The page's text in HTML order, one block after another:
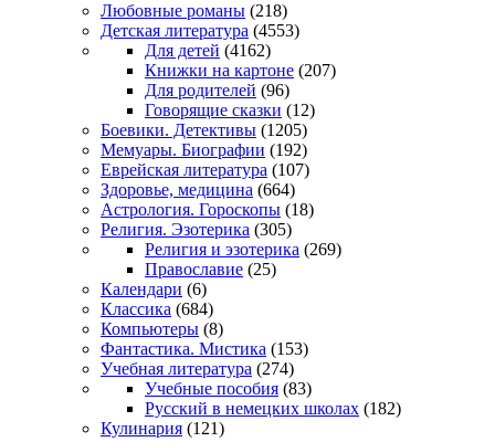
Любовные романы (218)
Детская литература (4553)
Для детей (4162)
Книжки на картоне (207)
Для родителей (96)
Говорящие сказки (12)
Боевики. Детективы (1205)
Мемуары. Биографии (192)
Еврейская литература (107)
Здоровье, медицина (664)
Астрология. Гороскопы (18)
Религия. Эзотерика (305)
Религия и эзотерика (269)
Православие (25)
Календари (6)
Классика (684)
Компьютеры (8)
Фантастика. Мистика (153)
Учебная литература (274)
Учебные пособия (83)
Русский в немецких школах (182)
Кулинария (121)